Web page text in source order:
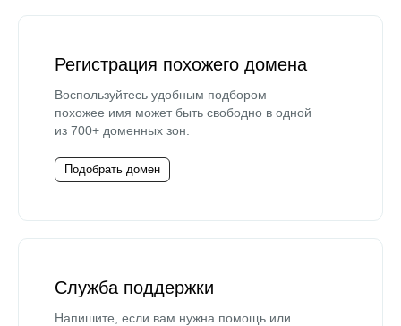
Регистрация похожего домена
Воспользуйтесь удобным подбором —
похожее имя может быть свободно в одной
из 700+ доменных зон.
Подобрать домен
Служба поддержки
Напишите, если вам нужна помощь или